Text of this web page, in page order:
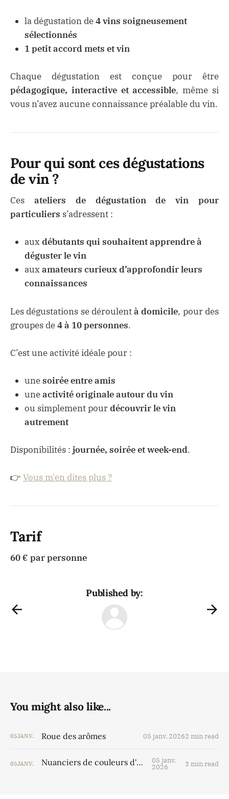
la dégustation de4 vins soigneusement
sélectionnés
1 petit accord mets et vin
Chaque dégustation est conçue pour être
pédagogique, interactive et accessible, même si
vous n’avez aucune connaissance préalable du vin.
Pour qui sont ces dégustations
de vin ?
Ces ateliers de dégustation de vin pour
particuliers s’adressent :
aux débutants qui souhaitent apprendre à
déguster le vin
aux amateurs curieux d’approfondir leurs
connaissances
Les dégustations se déroulentà domicile, pour des
groupes de4 à 10 personnes.
C’est une activité idéale pour :
unesoirée entre amis
uneactivité originale autour du vin
ou simplement pourdécouvrir le vin
autrement
Disponibilités : journée, soirée et week-end.
👉 Vous m'en dites plus ?
Tarif
60 € par personne
Published by:
You might also like...
05JANV. Roue des arômes 05 janv. 20262 min read
05JANV. Nuanciers de couleurs d'un vin 05 janv.
2026 3 min read